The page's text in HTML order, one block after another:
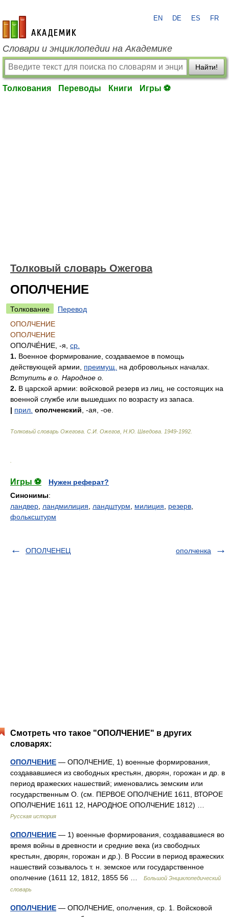
academic.ru
EN DE ES FR
Словари и энциклопедии на Академике
Найти!
Толкования Переводы Книги Игры ⚽
Толковый словарь Ожегова
ОПОЛЧЕНИЕ
Толкование
Перевод
ОПОЛЧЕНИЕ
ОПОЛЧЕНИЕ
ОПОЛЧЕ́НИЕ , -я, ср.
1. Военное формирование, создаваемое в помощь
действующей армии, преимущ.
на добровольных началах.
Вступить в о. Народное о.
2. В царской армии: войсковой резерв из лиц, не состоящих на
военной службе или вышедших по возрасту из запаса.
| прил. ополченский , -ая, -ое.
Толковый словарь Ожегова С.И. Ожегов, Н.Ю. Шведова. 1949-1992
Игры ⚽
Нужен реферат?
Синонимы:
ландвер ландмилиция ландштурм милиция резерв
фольксштурм
ОПОЛЧЕНЕЦ ополченка
Смотреть что такое "ОПОЛЧЕНИЕ" в других
словарях:
ОПОЛЧЕНИЕ — ОПОЛЧЕНИЕ, 1) военные формирования,
создававшиеся из свободных крестьян, дворян, горожан и др. в
период вражеских нашествий; именовались земским или
государственным О. (см. ПЕРВОЕ ОПОЛЧЕНИЕ 1611, ВТОРОЕ
ОПОЛЧЕНИЕ 1611 12, НАРОДНОЕ ОПОЛЧЕНИЕ 1812) …
Русская история
ОПОЛЧЕНИЕ — 1) военные формирования, создававшиеся во
время войны в древности и средние века (из свободных
крестьян, дворян, горожан и др.). В России в период вражеских
нашествий созывалось т. н. земское или государственное
ополчение (1611 12, 1812, 1855 56 …
Большой Энциклопедический
словарь
ОПОЛЧЕНИЕ — ОПОЛЧЕНИЕ, ополчения, ср. 1. Войсковой